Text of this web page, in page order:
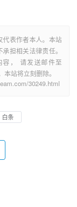
代表作者本人。本站
担相关法律责任。
， 请发送邮件至
站将立刻删除。
30249.html
白条